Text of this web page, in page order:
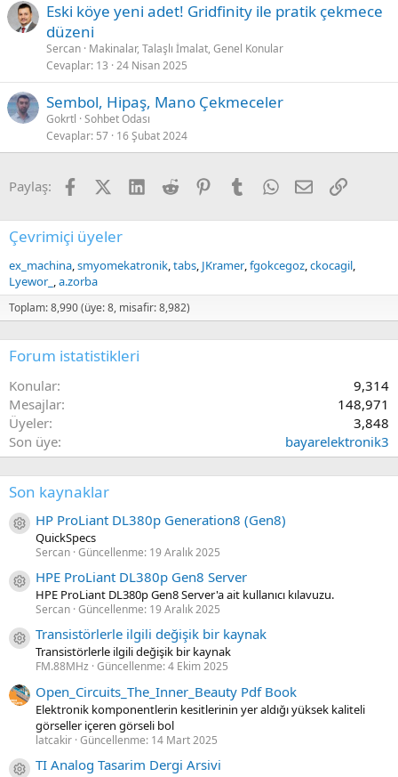
Eski köye yeni adet! Gridfinity ile pratik çekmece
düzeni
Sercan Makinalar, Talaşlı İmalat, Genel Konular
Cevaplar 13 24 Nisan 2025
Sembol, Hipaş, Mano Çekmeceler
Gokrtl Sohbet Odası
Cevaplar 57 16 Şubat 2024
Paylaş: FacebookX (Twitter)
LinkedIn
Reddit PinterestTumblrWhatsApp
E-postaLink
Çevrimiçi üyeler
ex_machina smyomekatronik tabs JKramer fgokcegoz ckocagil
Lyewor_
a.zorba
Toplam: 8,990 (üye: 8, misafir: 8,982)
Forum istatistikleri
Konular
9,314
Mesajlar
148,971
Üyeler
3,848
Son üye
bayarelektronik3
Son kaynaklar
Kaynak ikon/amblem
HP ProLiant DL380p Generation8 (Gen8)
QuickSpecs
Sercan Güncellenme: 19 Aralık 2025
Kaynak ikon/amblem
HPE ProLiant DL380p Gen8 Server
HPE ProLiant DL380p Gen8 Server'a ait kullanıcı kılavuzu.
Sercan Güncellenme: 19 Aralık 2025
Kaynak ikon/amblem
Transistörlerle ilgili değişik bir kaynak
Transistörlerle ilgili değişik bir kaynak
FM.88MHz Güncellenme:4 Ekim 2025
Open_Circuits_The_Inner_Beauty Pdf Book
Elektronik komponentlerin kesitlerinin yer aldığı yüksek kaliteli
görseller içeren görseli bol
latcakir Güncellenme: 14 Mart 2025
Kaynak ikon/amblem
TI Analog Tasarim Dergi Arsivi